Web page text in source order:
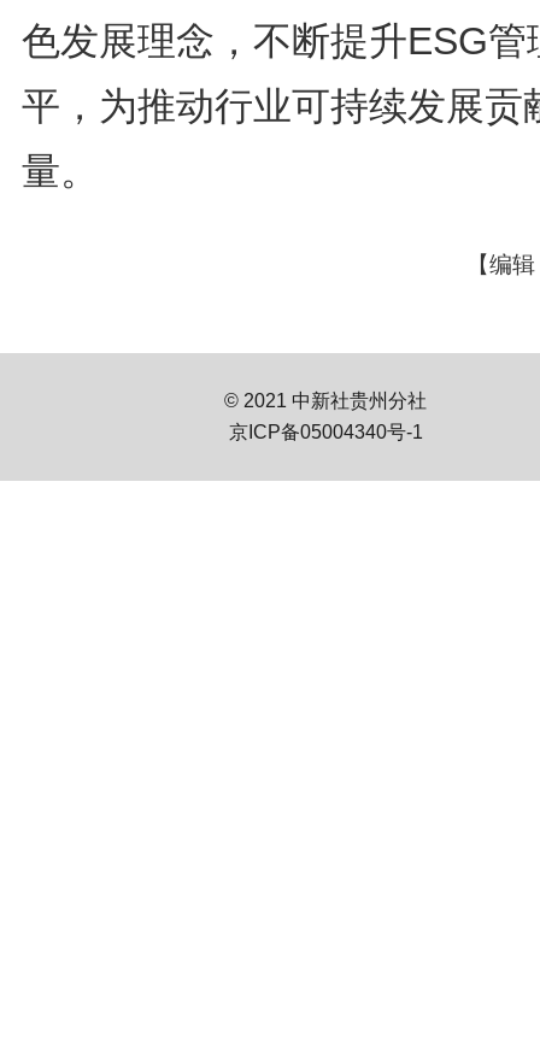
色发展理念，不断提升ESG管
平，为推动行业可持续发展贡
量。
【编
© 2021 中新社贵州分社
京ICP备05004340号-1